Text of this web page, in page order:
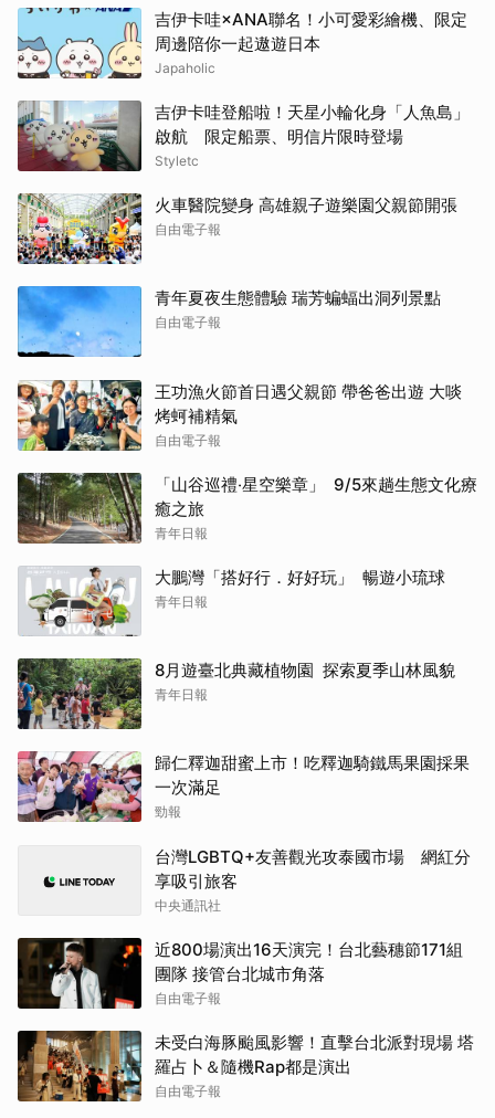
吉伊卡哇×ANA聯名！小可愛彩繪機、限定
周邊陪你一起遨遊日本
Japaholic
吉伊卡哇登船啦！天星小輪化身「人魚島」
啟航 限定船票、明信片限時登場
Styletc
火車醫院變身 高雄親子遊樂園父親節開張
自由電子報
青年夏夜生態體驗 瑞芳蝙蝠出洞列景點
自由電子報
王功漁火節首日遇父親節 帶爸爸出遊 大啖
烤蚵補精氣
自由電子報
「山谷巡禮‧星空樂章」 9/5來趟生態文化療
癒之旅
青年日報
大鵬灣「搭好行．好好玩」 暢遊小琉球
青年日報
8月遊臺北典藏植物園 探索夏季山林風貌
青年日報
歸仁釋迦甜蜜上市！吃釋迦騎鐵馬果園採果
一次滿足
勁報
台灣LGBTQ+友善觀光攻泰國市場 網紅分
享吸引旅客
中央通訊社
近800場演出16天演完！台北藝穗節171組
團隊 接管台北城市角落
自由電子報
未受白海豚颱風影響！直擊台北派對現場 塔
羅占卜＆隨機Rap都是演出
自由電子報